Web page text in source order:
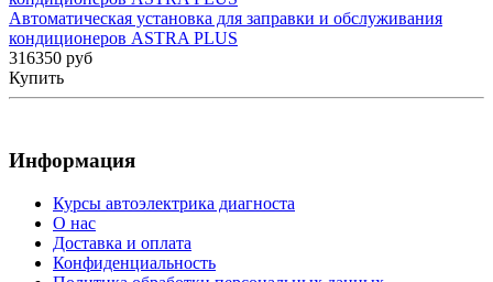
Автоматическая установка для заправки и обслуживания
кондиционеров ASTRA PLUS
316350 руб
Купить
Информация
Курсы автоэлектрика диагноста
О нас
Доставка и оплата
Конфиденциальность